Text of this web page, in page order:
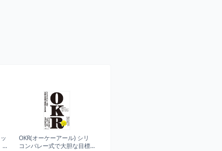
OKR(オーケーアール) シリ
コンバレー式で大胆な目標